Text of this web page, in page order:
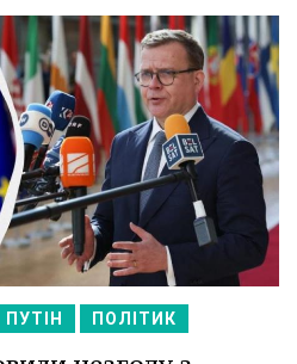
ПОЛІТИК